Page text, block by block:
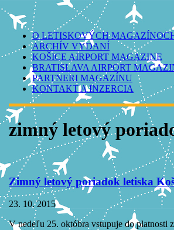
O LETISKOVÝCH
ARCHÍV VYDANÍ
KOŠICE AIRPORT MAGAZINE
BRATISLAVA AIRPORT
PARTNERI MAGAZÍNU
KONTAKT A INZERCIA
zimný letový
Zimný letový poriadok letiska
23. 10. 2015
V nedeľu 25. októbra vstupuje do platnosti